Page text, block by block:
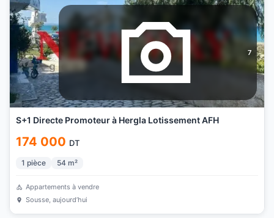
7
S+1 Directe Promoteur à Hergla Lotissement AFH
174 000 DT
1 pièce 54 m²
Appartements à vendre
Sousse, aujourd’hui